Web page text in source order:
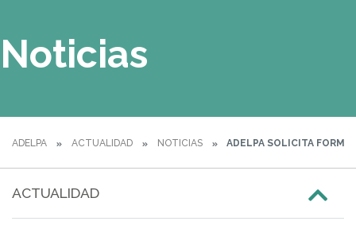
Noticias
ADELPA ACTUALIDAD NOTICIAS ADELPA SOLICITA
ACTUALIDAD